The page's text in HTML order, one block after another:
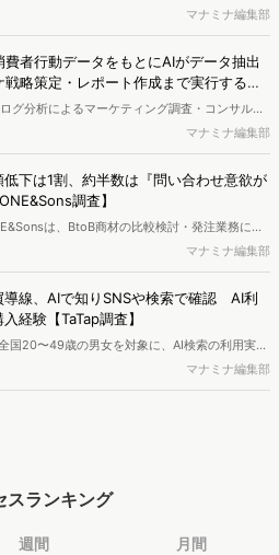
識調査データを掛け合わせて、テレビ広告のデー
析ができるダッシュボード「Rasta!
System of TV Audience：ラスタ）」の機能
提供を開始したことを発表しました。
マナミナ編集部
費者行動データをもとにAIがデータ抽出
略策定・レポート作成まで実行する
ェント」を提供開始
グ分析によるマーケティング調査・コンサルテ
供する株式会社ヴァリューズは、国内最大規模
グデータを基盤としたマーケティングリサーチ
ドックピット）」の新機能として、AIが市場分
ート作成までを自律的にサポートする
ント」の提供を開始いたしました。
マナミナ編集部
下は1割、約半数は『問い合わせ意欲が
調査】
は、BtoB商材の比較検討・発注業務に携
、コンテンツのAIっぽさに関する意識調査を実施
た。
マナミナ編集部
導線、AIで知りSNSや検索で確認 AI利
経験【TaTap調査】
国20〜49歳の男女を対象に、AI検索の利用実態
をどこで確かめているかを調査し、結果を公開し
マナミナ編集部
スランキング
週間 月間